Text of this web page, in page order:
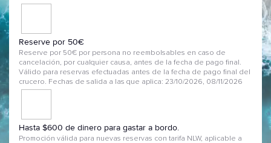
Reserve por 50€
Reserve por 50€ por persona no reembolsables en caso de
cancelación, por cualquier causa, antes de la fecha de pago final.
Válido para reservas efectuadas antes de la fecha de pago final del
crucero. Fechas de salida a las que aplica: 23/10/2026, 08/11/2026
Hasta $600 de dinero para gastar a bordo.
Promoción válida para nuevas reservas con tarifa NLW, aplicable a